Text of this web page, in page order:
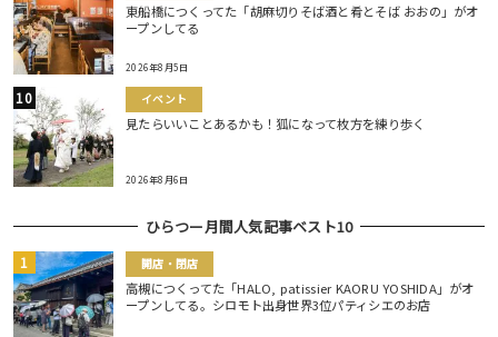
東船橋につくってた「胡麻切りそば酒と肴とそば おおの」がオ
ープンしてる
2026年8月5日
イベント
見たらいいことあるかも！狐になって枚方を練り歩く
2026年8月6日
ひらつー月間人気記事ベスト10
開店・閉店
高槻につくってた「HALO, patissier KAORU YOSHIDA」がオ
ープンしてる。シロモト出身世界3位パティシエのお店